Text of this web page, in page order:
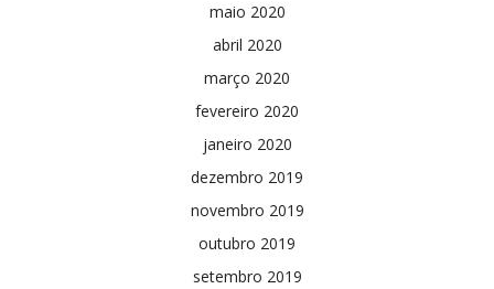
maio 2020
abril 2020
março 2020
fevereiro 2020
janeiro 2020
dezembro 2019
novembro 2019
outubro 2019
setembro 2019